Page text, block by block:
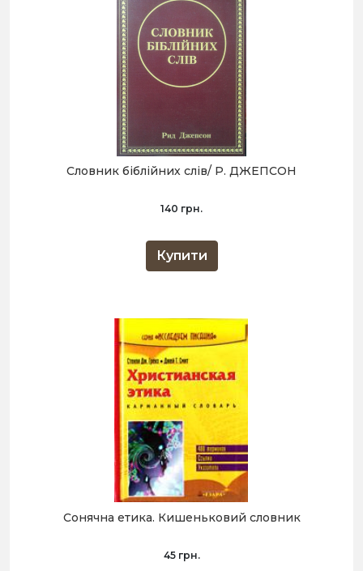
Словник біблійних слів/ Р. ДЖЕПСОН
140 грн.
Купити
Сонячна етика. Кишеньковий словник
45 грн.